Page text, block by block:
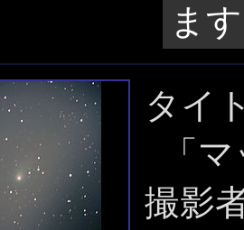
ま
タイ
「
撮影